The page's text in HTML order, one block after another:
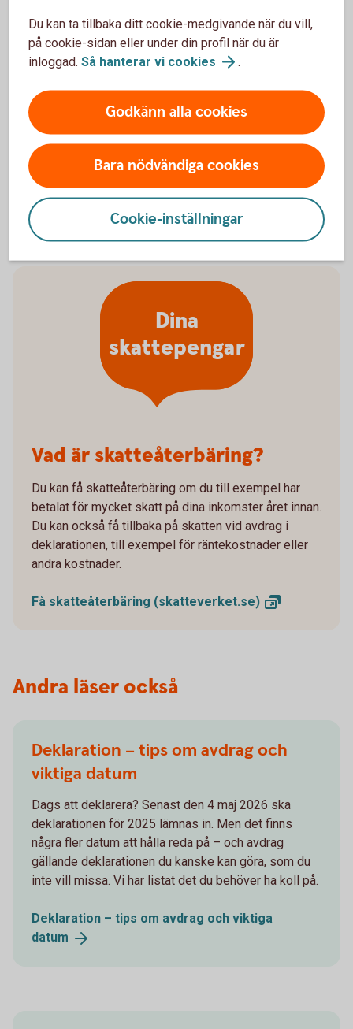
Deklarera digitalt eller på papper.
Slutskattebesked: 6-12 juni.
Skatteåterbäring betalas ut: 9-12 juni.
Detta alternativ är för dig som behöver ändra eller
lägga till något. Som ändring räknas till exempel
avdrag för resor - till och från arbetet - eller
redovisning av bostadsförsäljning.
Dina
skattepengar
Vad är skatteåterbäring?
Du kan få skatteåterbäring om du till exempel har
betalat för mycket skatt på dina inkomster året innan.
Du kan också få tillbaka på skatten vid avdrag i
deklarationen, till exempel för räntekostnader eller
andra kostnader.
Få skatteåterbäring (skatteverket.se)
Andra läser också
Deklaration – tips om avdrag och
viktiga datum
Dags att deklarera? Senast den 4 maj 2026 ska
deklarationen för 2025 lämnas in. Men det finns
några fler datum att hålla reda på – och avdrag
gällande deklarationen du kanske kan göra, som du
inte vill missa. Vi har listat det du behöver ha koll på.
Deklaration – tips om avdrag och viktiga
datum
Du kan ta tillbaka ditt cookie-medgivande när du vill,
på cookie-sidan eller under din profil när du är
inloggad. Så hanterar vi cookies .
Godkänn alla cookies
Bara nödvändiga cookies
Cookie-inställningar